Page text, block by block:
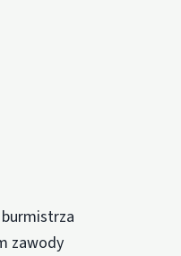
zawody